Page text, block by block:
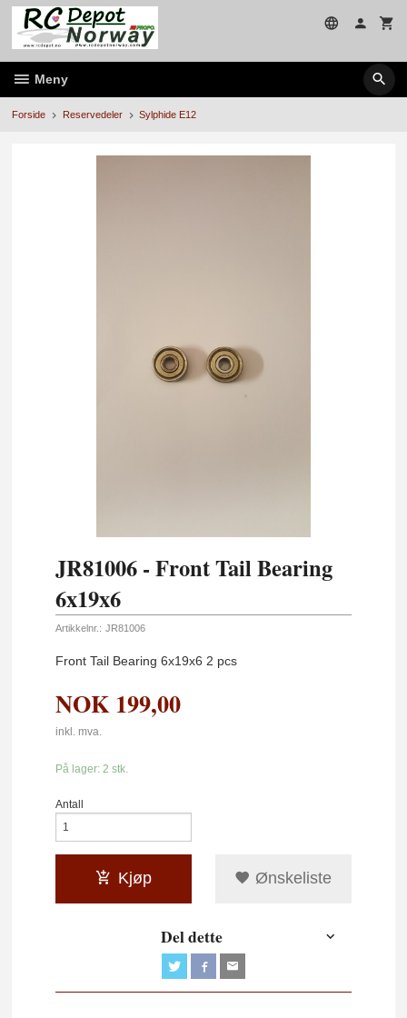
Gå
innholdet
Meny
Forside Reservedeler Sylphide E12
JR81006 - Front Tail Bearing
6x19x6
Artikkelnr.: JR81006
Front Tail Bearing 6x19x6 2 pcs
NOK 199,00
inkl. mva.
På lager: 2 stk.
Antall
Kjøp Ønskeliste
Del dette